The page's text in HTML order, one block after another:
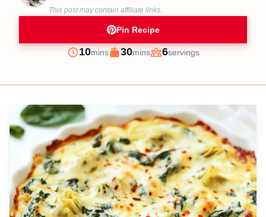
This post may contain affiliate links.
Pin Recipe
Prep
10minutes
mins
Cook
30minutes
mins
Servings
6servings